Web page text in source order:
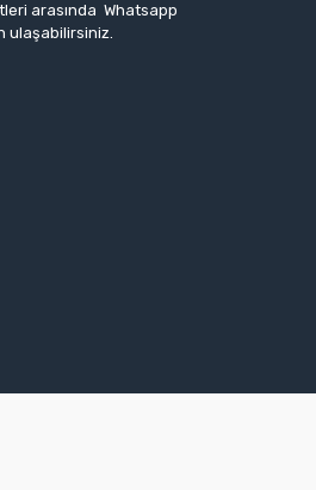
arasında Whatsapp
ulaşabilirsiniz.